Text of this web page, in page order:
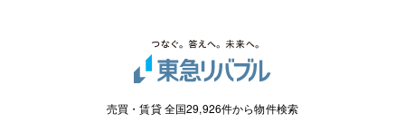
売買・賃貸 全国29,926件から物件検索